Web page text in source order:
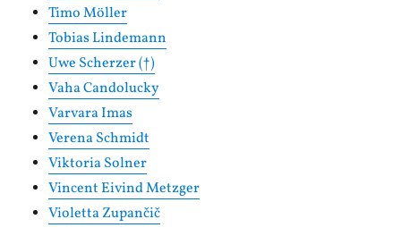
Timo Möller
Tobias Lindemann
Uwe Scherzer (†)
Vaha Candolucky
Varvara Imas
Verena Schmidt
Viktoria Solner
Vincent Eivind Metzger
Violetta Zupančič